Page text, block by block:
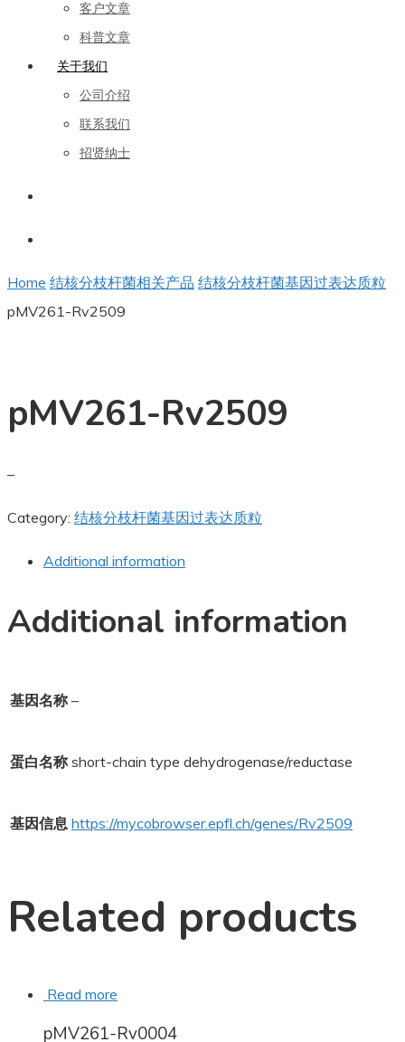
客户文章
科普文章
关于我们
公司介绍
联系我们
招贤纳士
Home 结核分枝杆菌相关产品 结核分枝杆菌基因过表达质粒
pMV261-Rv2509
pMV261-Rv2509
–
Category: 结核分枝杆菌基因过表达质粒
Additional information
Additional information
基因名称 –
蛋白名称 short-chain type dehydrogenase/reductase
基因信息 https://mycobrowser.epfl.ch/genes/Rv2509
Related products
Read more
pMV261-Rv0004